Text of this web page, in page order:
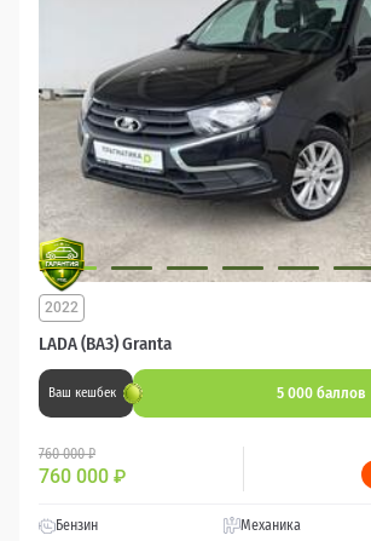
LADA (ВАЗ) Granta
2022
Ваш кешбек 5 000 баллов
760 000 ₽
760 000 ₽
Бензин Механика